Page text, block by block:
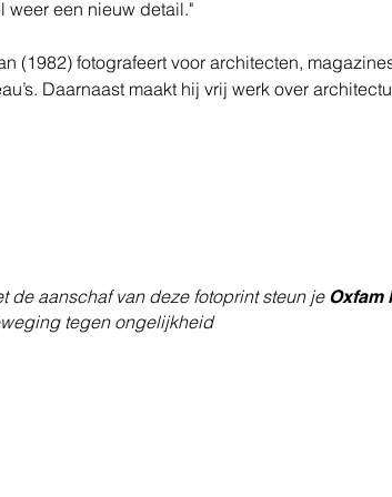
weer een nieuw detail."
(1982) fotografeert voor architecten,
Daarnaast maakt hij vrij werk over
de aanschaf van deze fotoprint steun je Oxfam
tegen ongelijkheid